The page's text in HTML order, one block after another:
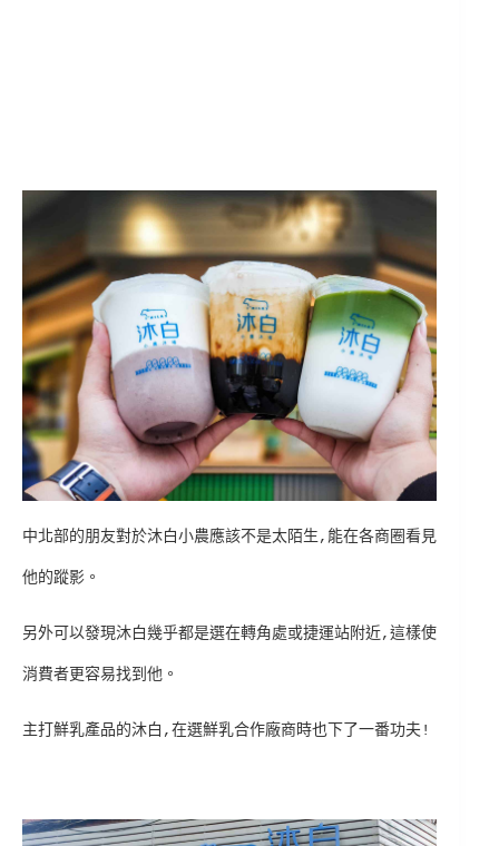
中北部的朋友對於沐白小農應該不是太陌生,能在各商圈看見
他的蹤影。
另外可以發現沐白幾乎都是選在轉角處或捷運站附近,這樣使
消費者更容易找到他。
主打鮮乳產品的沐白,在選鮮乳合作廠商時也下了一番功夫!